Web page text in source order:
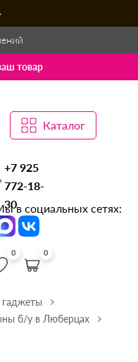
товар
Каталог
+7 925
772-18-
30в социальных сетях:
0 0
б/у в Люберцах